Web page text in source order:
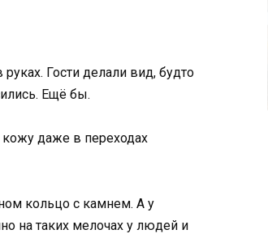
Гости делали вид, будто
Ещё бы.
кожу даже в переходах
кольцо с камнем. А у
на таких мелочах у людей и